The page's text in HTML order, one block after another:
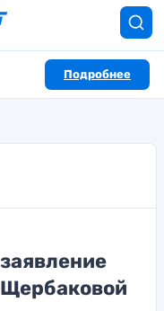
Подробнее
Щербаковой